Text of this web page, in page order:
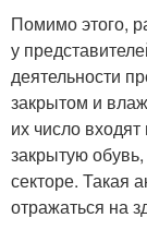
Помимо этого,
у
деятельности
закрытом и
их число
закрытую обувь,
секторе. Такая
отражаться на